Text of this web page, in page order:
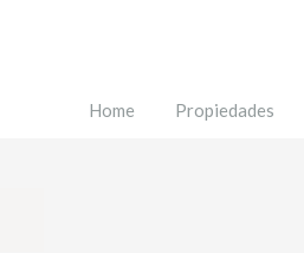
Home Propiedades